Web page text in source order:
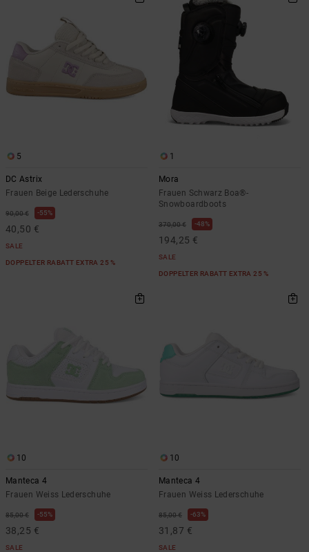
5
DC Astrix
Frauen Beige Lederschuhe
90,00 € 55%
40,50 €
SALE
DOPPELTER RABATT EXTRA 25 %
1
Mora
Frauen Schwarz Boa®-
Snowboardboots
370,00 € 48%
194,25 €
SALE
DOPPELTER RABATT EXTRA 25 %
10
Manteca 4
Frauen Weiss Lederschuhe
85,00 € 55%
38,25 €
SALE
10
Manteca 4
Frauen Weiss Lederschuhe
85,00 € 63%
31,87 €
SALE